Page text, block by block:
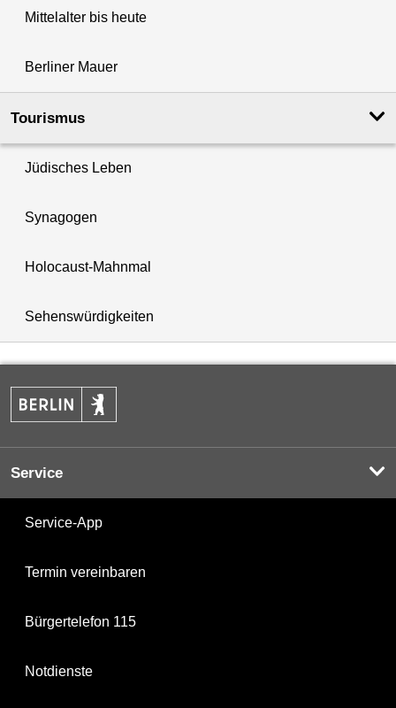
Mittelalter bis heute
Berliner Mauer
Tourismus
Jüdisches Leben
Synagogen
Holocaust-Mahnmal
Sehenswürdigkeiten
Service
Service-App
Termin vereinbaren
Bürgertelefon 115
Notdienste